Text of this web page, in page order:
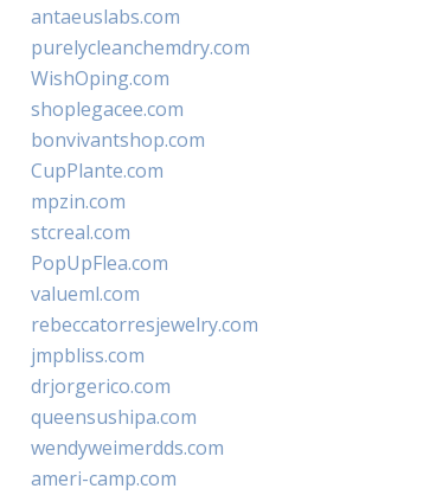
antaeuslabs.com
purelycleanchemdry.com
WishOping.com
shoplegacee.com
bonvivantshop.com
CupPlante.com
mpzin.com
stcreal.com
PopUpFlea.com
valueml.com
rebeccatorresjewelry.com
jmpbliss.com
drjorgerico.com
queensushipa.com
wendyweimerdds.com
ameri-camp.com